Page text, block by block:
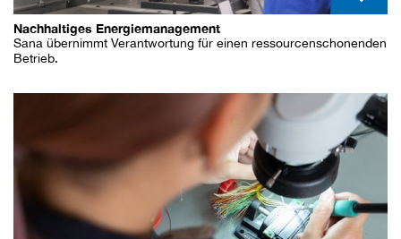
Nachhaltiges Energiemanagement
Sana übernimmt Verantwortung für einen ressourcenschonenden
Betrieb.